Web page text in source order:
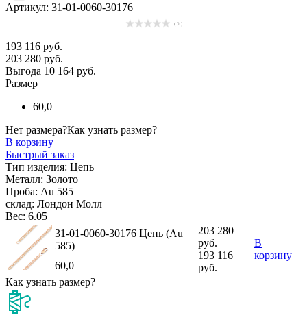
Артикул: 31-01-0060-30176
( 0 )
193 116 руб.
203 280 руб.
Выгода 10 164 руб.
Размер
60,0
Нет размера?Как узнать размер?
В корзину
Быстрый заказ
Тип изделия: Цепь
Металл: Золото
Проба: Au 585
склад: Лондон Молл
Вес: 6.05
31-01-0060-30176 Цепь (Au
585)
203 280
руб.
193 116
руб.
В
корзину
60,0
Как узнать размер?